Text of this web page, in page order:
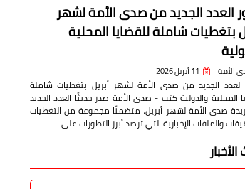
العدد الجديد من صدى الأمة لشهر
بتغطيات شاملة للقضايا المحلية
الأمة 11 أبريل 2026
الجديد من صدى الأمة لشهر أبريل بتغطيات شاملة
المحلية والدولية كتب - صدى الأمة صدر حديثًا العدد الجديد
صدى الأمة لشهر أبريل، متضمنًا مجموعة من التغطيات
والملفات الإخبارية التي ترصد أبرز التطورات على …